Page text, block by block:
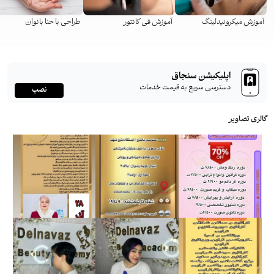
آموزش میکرونیدلینگ آموزش فی کانتور طراحی با حنا بانوان
اپلیکیشن سنجاق
دسترسی سریع به قیمت خدمات نصب
گالری تصاویر